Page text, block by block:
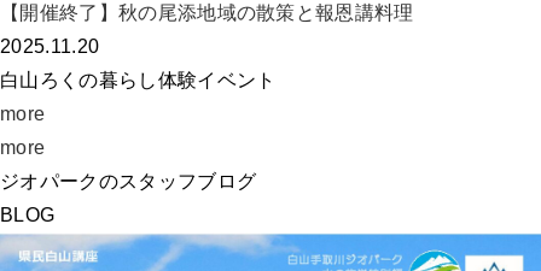
【開催終了】秋の尾添地域の散策と報恩講料理
2025.11.20
白山ろくの暮らし体験イベント
more
more
ジオパークのスタッフブログ
BLOG